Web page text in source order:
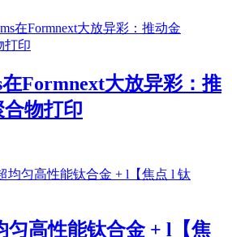
在Formnext大放异彩：推
物打印
匀高性能钛合金 + l【焦